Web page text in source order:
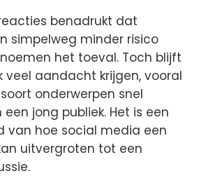
benadrukt dat
simpelweg minder risico
het toeval. Toch blijft
veel aandacht krijgen, vooral
onderwerpen snel
jong publiek. Het is een
van hoe social media een
uitvergroten tot een